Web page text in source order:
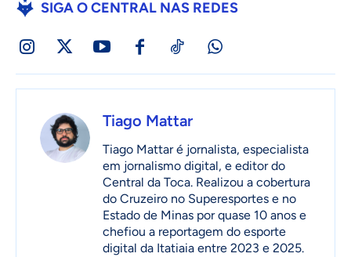
SIGA O CENTRAL NAS REDES
Tiago Mattar
Tiago Mattar é jornalista, especialista
em jornalismo digital, e editor do
Central da Toca. Realizou a cobertura
do Cruzeiro no Superesportes e no
Estado de Minas por quase 10 anos e
chefiou a reportagem do esporte
digital da Itatiaia entre 2023 e 2025.